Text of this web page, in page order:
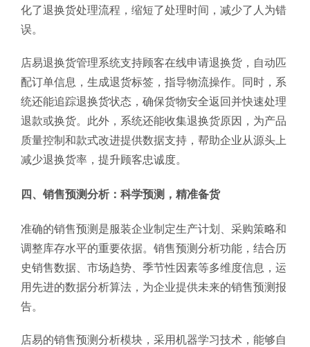
化了退换货处理流程，缩短了处理时间，减少了人为错
误。
店易退换货管理系统支持顾客在线申请退换货，自动匹
配订单信息，生成退货标签，指导物流操作。同时，系
统还能追踪退换货状态，确保货物安全返回并快速处理
退款或换货。此外，系统还能收集退换货原因，为产品
质量控制和款式改进提供数据支持，帮助企业从源头上
减少退换货率，提升顾客忠诚度。
四、销售预测分析：科学预测，精准备货
准确的销售预测是服装企业制定生产计划、采购策略和
调整库存水平的重要依据。销售预测分析功能，结合历
史销售数据、市场趋势、季节性因素等多维度信息，运
用先进的数据分析算法，为企业提供未来的销售预测报
告。
店易的销售预测分析模块，采用机器学习技术，能够自